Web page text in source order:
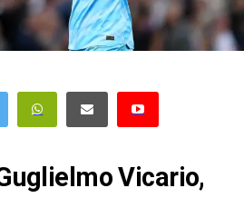
Vicario,